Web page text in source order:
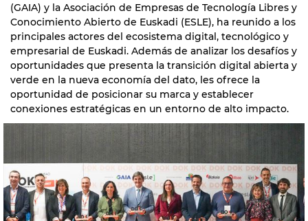
(GAIA) y la Asociación de Empresas de Tecnología Libres y
Conocimiento Abierto de Euskadi (ESLE), ha reunido a los
principales actores del ecosistema digital, tecnológico y
empresarial de Euskadi. Además de analizar los desafíos y
oportunidades que presenta la transición digital abierta y
verde en la nueva economía del dato, les ofrece la
oportunidad de posicionar su marca y establecer
conexiones estratégicas en un entorno de alto impacto.